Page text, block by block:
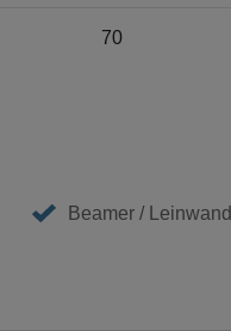
70
Beamer / Leinwand